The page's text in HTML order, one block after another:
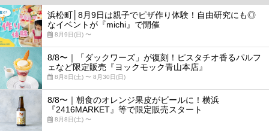
浜松町│8月9日は親子でピザ作り体験！自由研究にも◎
なイベントが『michi』で開催
8月9日(日) 〜
8/8〜｜「ダックワーズ」が復刻！ピスタチオ香るパルフ
ェなど限定販売『ヨックモック青山本店』
8月8日(土) 〜 8月30日(日)
8/8〜｜朝食のオレンジ果皮がビールに！横浜
『2416MARKET』等で限定販売スタート
8月8日(土) 〜